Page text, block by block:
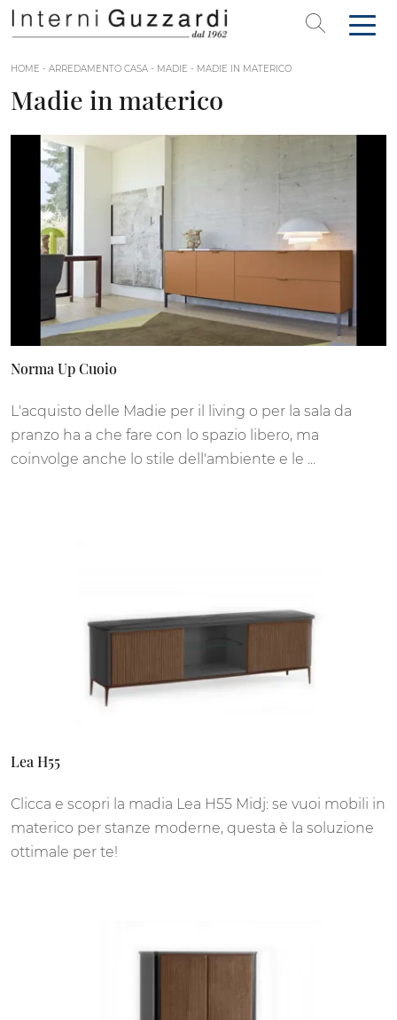
HOME - ARREDAMENTO CASA - MADIE - MADIE IN MATERICO
Madie in materico
Norma Up Cuoio
L'acquisto delle Madie per il living o per la sala da
pranzo ha a che fare con lo spazio libero, ma
coinvolge anche lo stile dell'ambiente e le ...
Lea H55
Clicca e scopri la madia Lea H55 Midj: se vuoi mobili in
materico per stanze moderne, questa è la soluzione
ottimale per te!